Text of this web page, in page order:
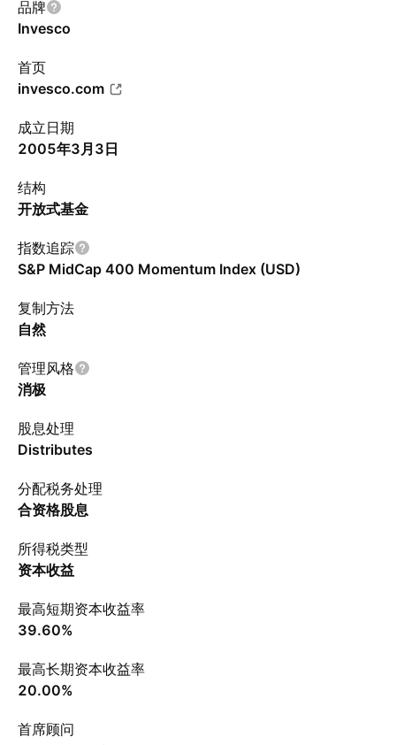
品牌
Invesco
首页
invesco.com
成立日期
2005年3月3日
结构
开放式基金
指数追踪
S&P MidCap 400 Momentum Index (USD)
复制方法
自然
管理风格
消极
股息处理
Distributes
分配税务处理
合资格股息
所得税类型
资本收益
最高短期资本收益率
39.60%
最高长期资本收益率
20.00%
首席顾问